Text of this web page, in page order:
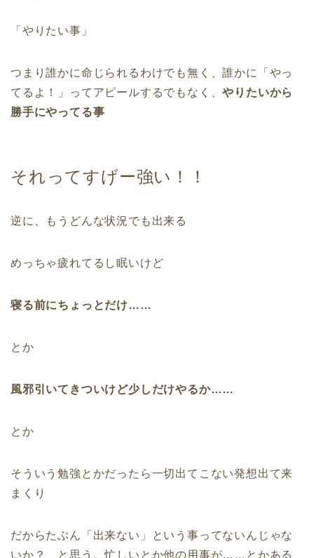
「やりたい事」
つまり誰かに命じられるわけでも無く、誰かに「やっ
てるよ！」ってアピールするでもなく、やりたいから
勝手にやってる事
それってすげー強い！！
逆に、もうどんな状況でも出来る
めっちゃ疲れてるし眠いけど
寝る前にちょっとだけ……
とか
風邪引いてきついけど少しだけやるか……
とか
そういう勉強とかだったら一切出てこない発想出て来
まくり
だからたぶん「出来ない」という事ってないんじゃな
いか？ と思う。忙しいとか他の用事が……とかある